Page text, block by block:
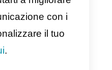
ai loro
questo
a sentirsi